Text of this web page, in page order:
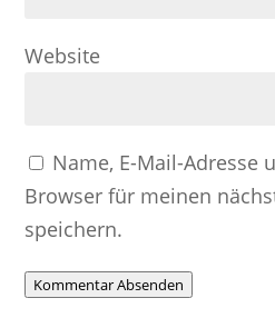
Website
Name, E-Mail-Adresse
Browser für meinen
speichern.
Kommentar Absenden